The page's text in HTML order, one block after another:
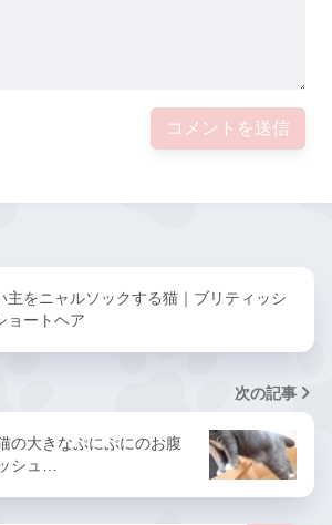
主をニャルソックする猫｜ブリティッシ
ョートヘア
次の記事
の大きなぷにぷにのお腹
シュ…